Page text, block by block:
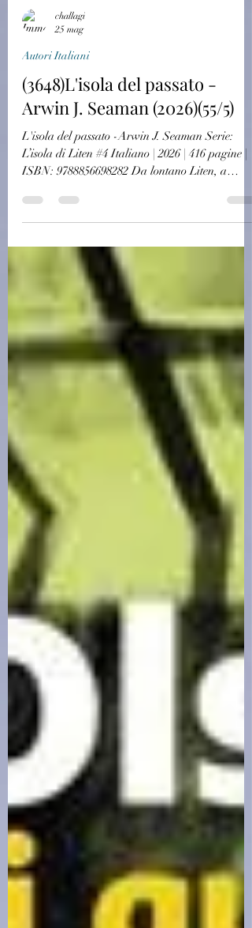
25 mag
Autori Italiani
(3648)L'isola del passato -
Arwin J. Seaman (2026)(55/5)
L'isola del passato -Arwin J. Seaman Serie:
ISBN: 9788856698282 Da lontano Liten, a
Natale, sembra un diorama felice e sospeso. C'è
realtà è desolante: dopo le inquietanti vicende
che hanno funestato l'ultima estate, i turisti non
arrivano più e i pochi isolani rimasti sono alle
prese con una viabilità quasi del tutto bloccata.
L'inverno è inclemente e gli unici che possiedono